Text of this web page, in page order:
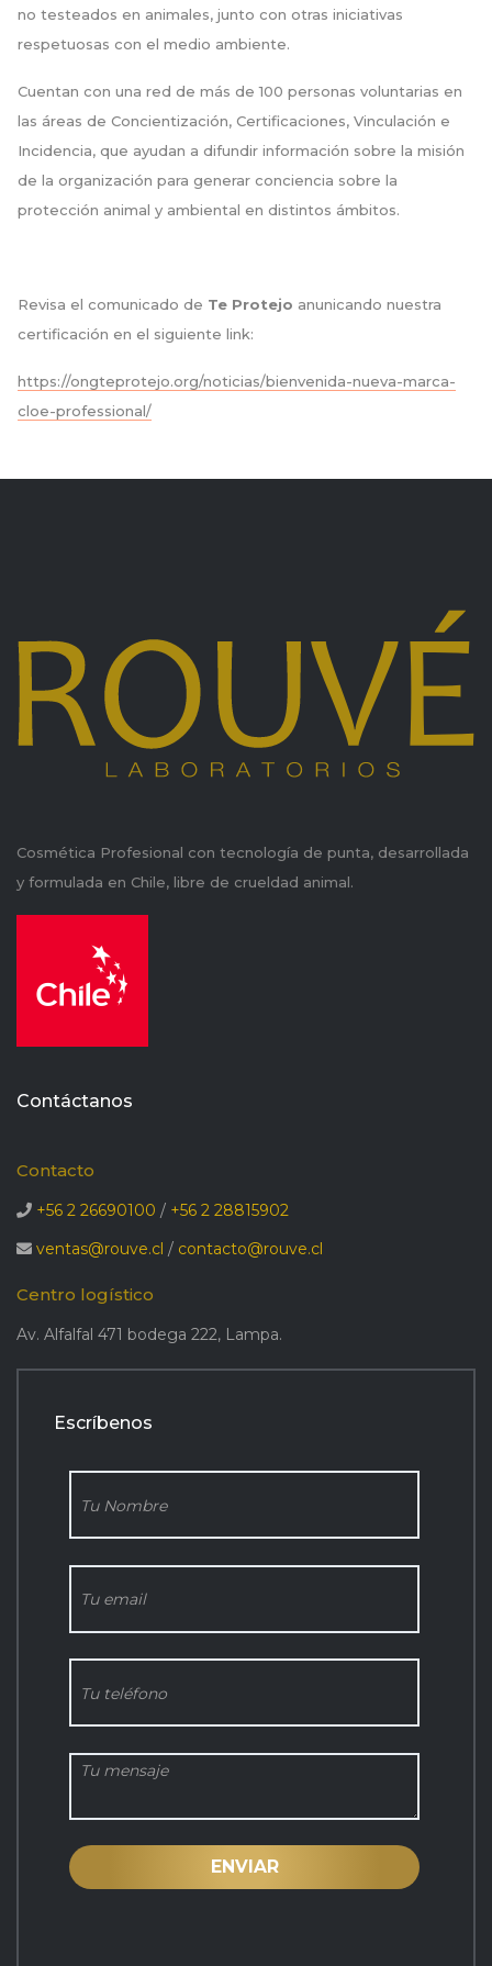
no testeados en animales, junto con otras iniciativas
respetuosas con el medio ambiente.
Cuentan con una red de más de 100 personas voluntarias en
las áreas de Concientización, Certificaciones, Vinculación e
Incidencia, que ayudan a difundir información sobre la misión
de la organización para generar conciencia sobre la
protección animal y ambiental en distintos ámbitos.
Revisa el comunicado de Te Protejo anunicando nuestra
certificación en el siguiente link:
https://ongteprotejo.org/noticias/bienvenida-nueva-marca-
cloe-professional/
Cosmética Profesional con tecnología de punta, desarrollada
y formulada en Chile, libre de crueldad animal.
Contáctanos
Contacto
+56 2 26690100 / +56 2 28815902
ventas@rouve.cl / contacto@rouve.cl
Centro logístico
Av. Alfalfal 471 bodega 222, Lampa.
Escríbenos